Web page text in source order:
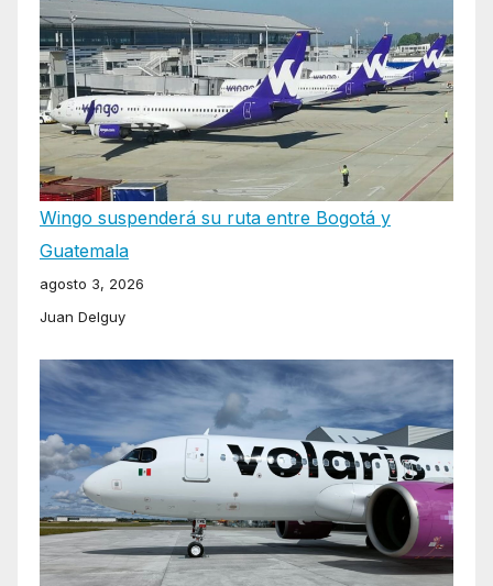
Wingo suspenderá su ruta entre Bogotá y
Guatemala
agosto 3, 2026
Juan Delguy